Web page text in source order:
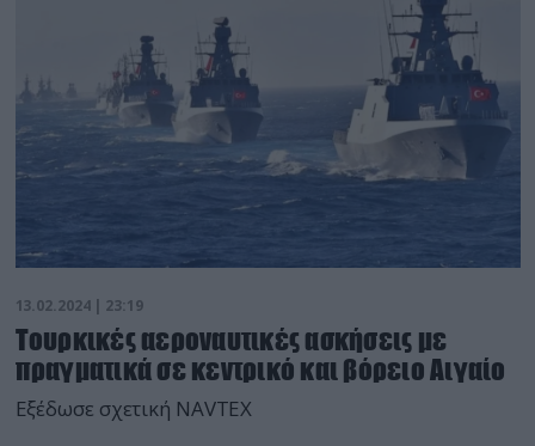
13.02.2024 | 23:19
Τουρκικές αεροναυτικές ασκήσεις με
πραγματικά σε κεντρικό και βόρειο Αιγαίο
Εξέδωσε σχετική NAVTEX